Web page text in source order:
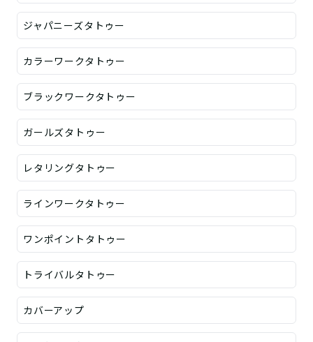
ジャパニーズタトゥー
カラーワークタトゥー
ブラックワークタトゥー
ガールズタトゥー
レタリングタトゥー
ラインワークタトゥー
ワンポイントタトゥー
トライバルタトゥー
カバーアップ